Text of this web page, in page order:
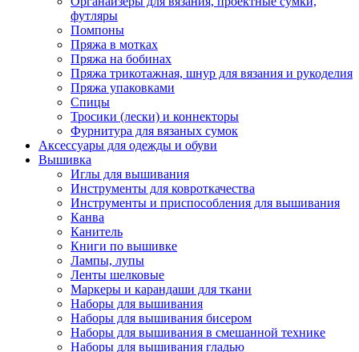
футляры
Помпоны
Пряжа в мотках
Пряжа на бобинах
Пряжа трикотажная, шнур для вязания и рукоделия
Пряжа упаковками
Спицы
Тросики (лески) и коннекторы
Фурнитура для вязаных сумок
Аксессуары для одежды и обуви
Вышивка
Иглы для вышивания
Инструменты для ковроткачества
Инструменты и приспособления для вышивания
Канва
Канитель
Книги по вышивке
Лампы, лупы
Ленты шелковые
Маркеры и карандаши для ткани
Наборы для вышивания
Наборы для вышивания бисером
Наборы для вышивания в смешанной технике
Наборы для вышивания гладью